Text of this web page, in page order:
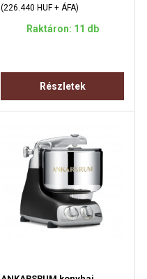
(226.440 HUF + ÁFA)
Raktáron: 11 db
Részletek